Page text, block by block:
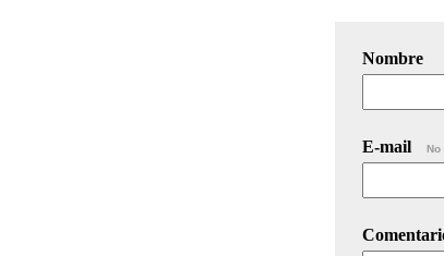
Nombre
E-mail No